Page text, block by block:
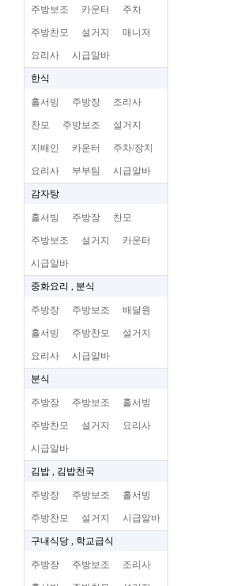
주방보조 카운터 주차
주방찬모 설거지 매니저
요리사 시급알바
한식
홀서빙 주방장 조리사
찬모 주방보조 설거지
지배인 카운터 주차/장치
요리사 부부팀 시급알바
감자탕
홀서빙 주방장 찬모
주방보조 설거지 카운터
시급알바
중화요리 , 분식
주방장 주방보조 배달원
홀서빙 주방찬모 설거지
요리사 시급알바
분식
주방장 주방보조 홀서빙
주방찬모 설거지 요리사
시급알바
김밥 , 김밥천국
주방장 주방보조 홀서빙
주방찬모 설거지 시급알바
구내식당 , 학교급식
주방장 주방보조 조리사